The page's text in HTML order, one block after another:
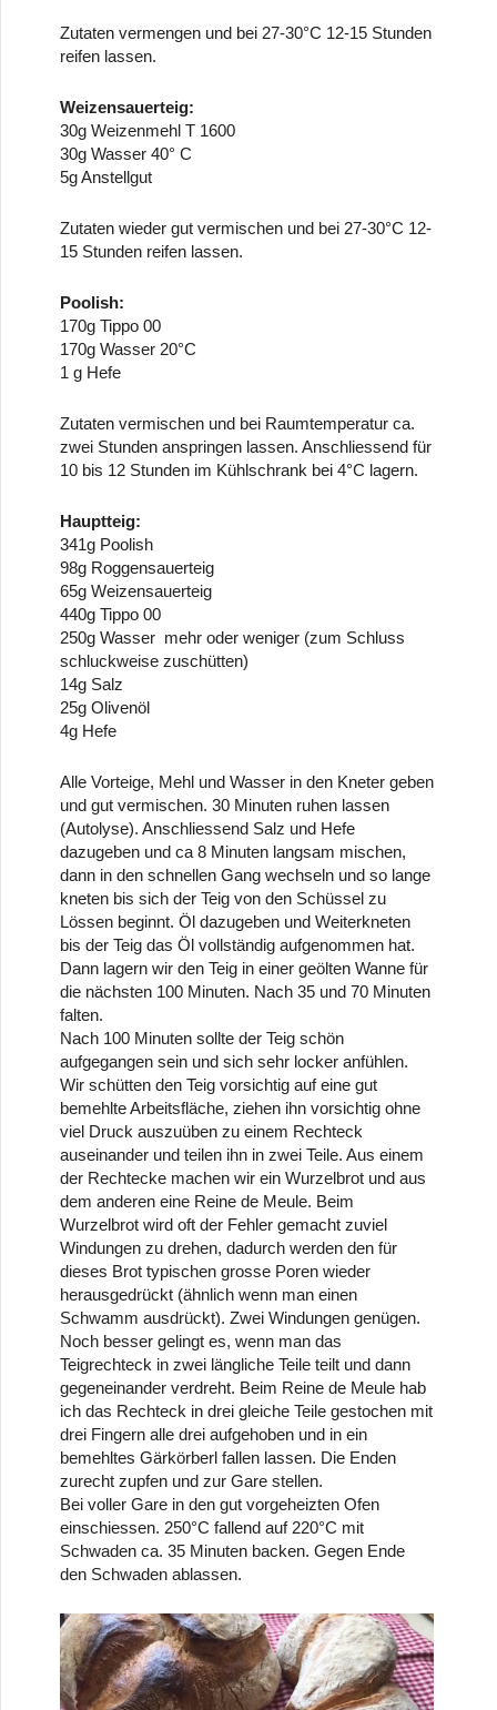
Zutaten vermengen und bei 27-30°C 12-15 Stunden
reifen lassen.
Weizensauerteig:
30g Weizenmehl T 1600
30g Wasser 40° C
5g Anstellgut
Zutaten wieder gut vermischen und bei 27-30°C 12-
15 Stunden reifen lassen.
Poolish:
170g Tippo 00
170g Wasser 20°C
1 g Hefe
Zutaten vermischen und bei Raumtemperatur ca.
zwei Stunden anspringen lassen. Anschliessend für
10 bis 12 Stunden im Kühlschrank bei 4°C lagern.
Hauptteig:
341g Poolish
98g Roggensauerteig
65g Weizensauerteig
440g Tippo 00
250g Wasser mehr oder weniger (zum Schluss
schluckweise zuschütten)
14g Salz
25g Olivenöl
4g Hefe
Alle Vorteige, Mehl und Wasser in den Kneter geben
und gut vermischen. 30 Minuten ruhen lassen
(Autolyse). Anschliessend Salz und Hefe
dazugeben und ca 8 Minuten langsam mischen,
dann in den schnellen Gang wechseln und so lange
kneten bis sich der Teig von den Schüssel zu
Lössen beginnt. Öl dazugeben und Weiterkneten
bis der Teig das Öl vollständig aufgenommen hat.
Dann lagern wir den Teig in einer geölten Wanne für
die nächsten 100 Minuten. Nach 35 und 70 Minuten
falten.
Nach 100 Minuten sollte der Teig schön
aufgegangen sein und sich sehr locker anfühlen.
Wir schütten den Teig vorsichtig auf eine gut
bemehlte Arbeitsfläche, ziehen ihn vorsichtig ohne
viel Druck auszuüben zu einem Rechteck
auseinander und teilen ihn in zwei Teile. Aus einem
der Rechtecke machen wir ein Wurzelbrot und aus
dem anderen eine Reine de Meule. Beim
Wurzelbrot wird oft der Fehler gemacht zuviel
Windungen zu drehen, dadurch werden den für
dieses Brot typischen grosse Poren wieder
herausgedrückt (ähnlich wenn man einen
Schwamm ausdrückt). Zwei Windungen genügen.
Noch besser gelingt es, wenn man das
Teigrechteck in zwei längliche Teile teilt und dann
gegeneinander verdreht. Beim Reine de Meule hab
ich das Rechteck in drei gleiche Teile gestochen mit
drei Fingern alle drei aufgehoben und in ein
bemehltes Gärkörberl fallen lassen. Die Enden
zurecht zupfen und zur Gare stellen.
Bei voller Gare in den gut vorgeheizten Ofen
einschiessen. 250°C fallend auf 220°C mit
Schwaden ca. 35 Minuten backen. Gegen Ende
den Schwaden ablassen.